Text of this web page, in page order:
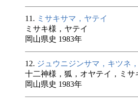
11. ミサキサマ，ヤテイ
ミサキ様，ヤテイ
岡山県史 1983年
12. ジュウニジンサマ，キツネ
十二神様，狐，オヤテイ，ミサ
岡山県史 1983年